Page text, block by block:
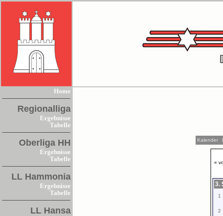
Home
Regionalliga
Ergebnisse
Tabelle
Oberliga HH
Ergebnisse
Tabelle
LL Hammonia
Ergebnisse
Tabelle
LL Hansa
Kalender
«
3.
1
2